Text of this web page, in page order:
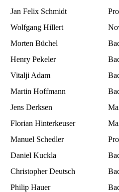
Jan Felix Schmidt
Wolfgang Hillert
Morten Büchel
Henry Pekeler
Vitalji Adam
Martin Hoffmann
Jens Derksen
Florian Hinterkeuser
Manuel Schedler
Daniel Kuckla
Christopher Deutsch
Philip Hauer